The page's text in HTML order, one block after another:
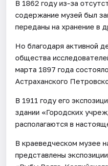
В 1862 году из-за
содержание музей был
переданы на хранение в
Но благодаря активной
общества
марта 1897 года
Астраханского
В 1911 году его
здании «Городских
располагаются в
В краеведческом музее
представлены